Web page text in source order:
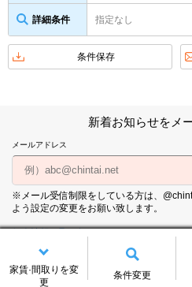
家賃·間取りを変
更
条件変更
詳細条件 指定なし
条件保存
新着お知らせをメ
メールアドレス
※メール受信制限をしている方は、
よう設定の変更をお願い致します。